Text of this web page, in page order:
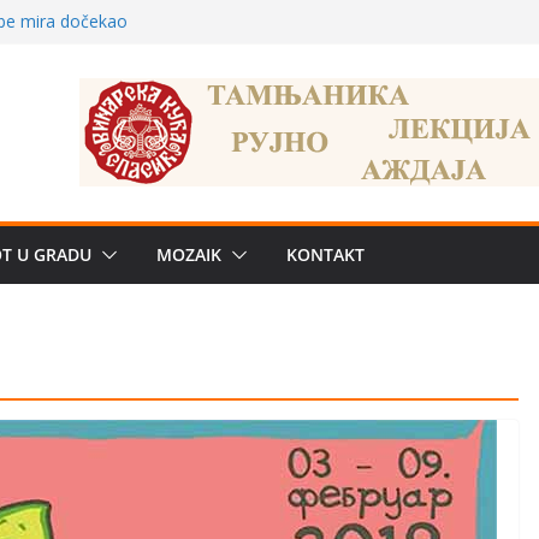
može li
projekat: Gde
Umesto
privatne
U GRADU MOZAIK KONTAKT